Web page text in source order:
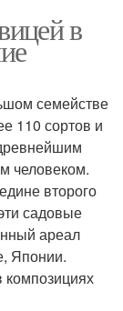
в
семействе
110 сортов и
человеком.
второго
садовые
ареал
Японии.
композициях